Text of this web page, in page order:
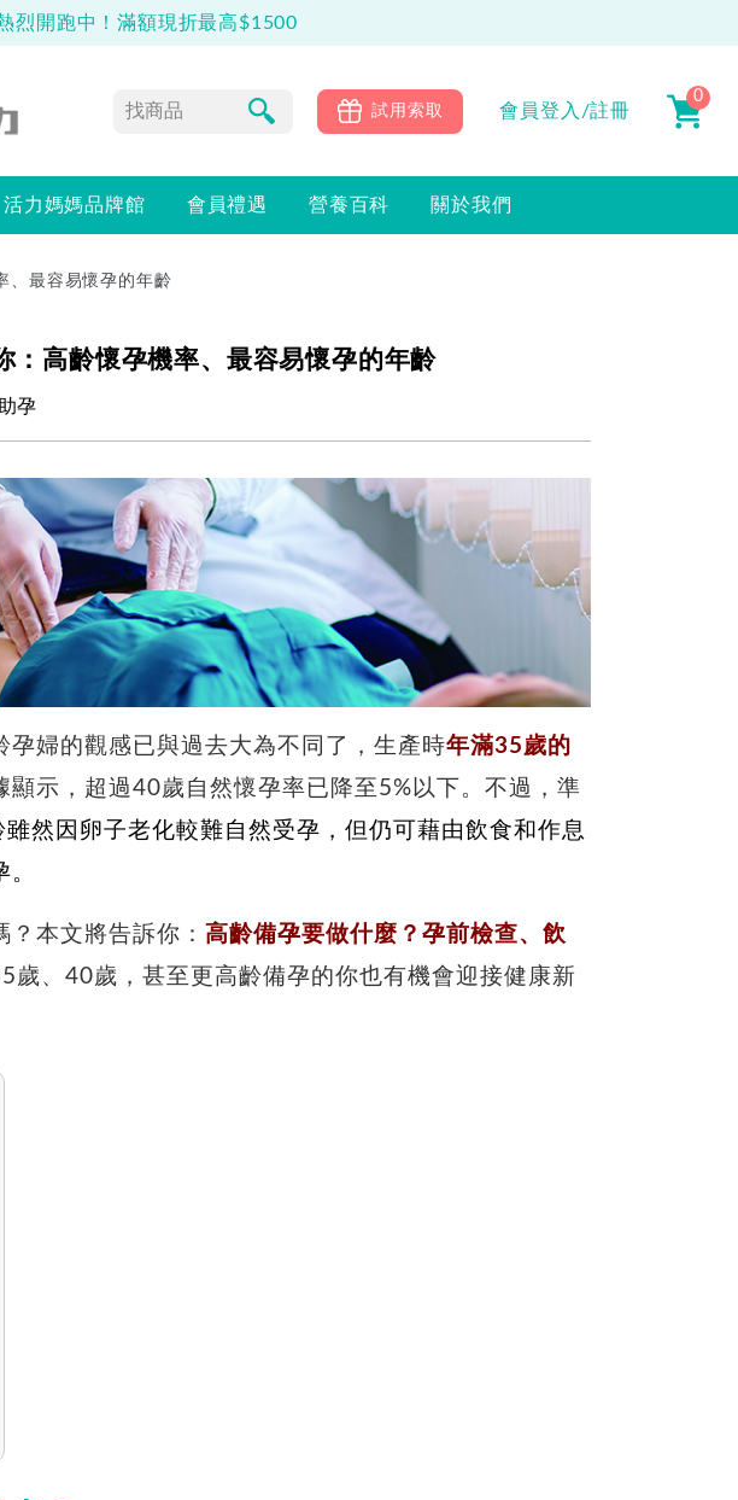
烈開跑中！滿額現折最高$1500
試用索取 會員登入/註冊
0
活力媽媽品牌館 會員禮遇 營養百科 關於我們
、最容易懷孕的年齡
：高齡懷孕機率、最容易懷孕的年齡
孕
婦的觀感已與過去大為不同了，生產時年滿35歲的
顯示，超過40歲自然懷孕率已降至5%以下。不過，準
雖然因卵子老化較難自然受孕，但仍可藉由飲食和作息
本文將告訴你： 高齡備孕要做什麼？孕前檢查、飲
歲、40歲，甚至更高齡備孕的你也有機會迎接健康新